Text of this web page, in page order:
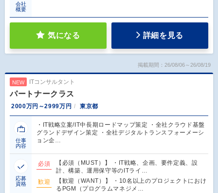
会社
概要
気になる 詳細を見る
掲載期間：26/08/06～26/08/19
NEW ITコンサルタント
パートナークラス
2000万円～2999万円 東京都
仕事
内容
・IT戦略立案/IT中長期ロードマップ策定 ・全社クラウド基盤
グランドデザイン策定 ・全社デジタルトランスフォーメーシ
ョン企…
応募
資格
必須
【必須（MUST）】 ・IT戦略、企画、要件定義、設
計、構築、運用保守等のITライ…
歓迎
【歓迎（WANT）】 ・10名以上のプロジェクトにおけ
るPGM（プログラムマネジメ…